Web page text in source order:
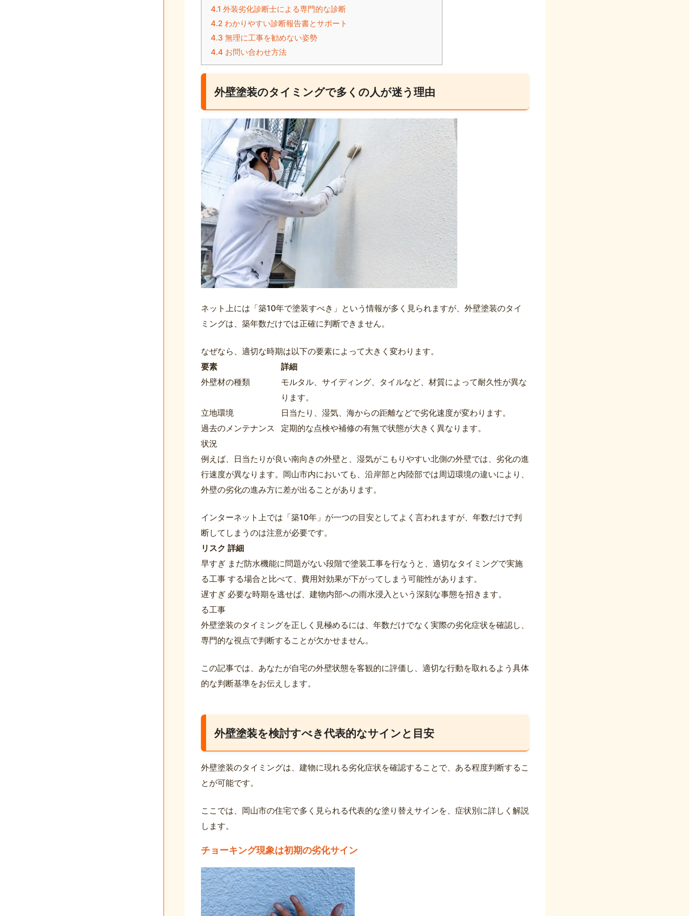
4.1 外装劣化診断士による専門的な診断
4.2わかりやすい診断報告書とサポート
4.3 無理に工事を勧めない姿勢
4.4 お問い合わせ方法
外壁塗装のタイミングで多くの人が迷う理由
ネット上には「築10年で塗装すべき」という情報が多く見られますが、外壁塗装のタイ
ミングは、築年数だけでは正確に判断できません。
なぜなら、適切な時期は以下の要素によって大きく変わります。
要素
詳細
外壁材の種類
モルタル、サイディング、タイルなど、材質によって耐久性が異な
ります。
立地環境
日当たり、湿気、海からの距離などで劣化速度が変わります。
過去のメンテナンス
状況
定期的な点検や補修の有無で状態が大きく異なります。
例えば、日当たりが良い南向きの外壁と、湿気がこもりやすい北側の外壁では、劣化の進
行速度が異なります。岡山市内においても、沿岸部と内陸部では周辺環境の違いにより、
外壁の劣化の進み方に差が出ることがあります。
インターネット上では「築10年」が一つの目安としてよく言われますが、年数だけで判
断してしまうのは注意が必要です。
リスク 詳細
早すぎ
る工事
まだ防水機能に問題がない段階で塗装工事を行なうと、適切なタイミングで実施
する場合と比べて、費用対効果が下がってしまう可能性があります。
遅すぎ
る工事
必要な時期を逃せば、建物内部への雨水浸入という深刻な事態を招きます。
外壁塗装のタイミングを正しく見極めるには、年数だけでなく実際の劣化症状を確認し、
専門的な視点で判断することが欠かせません。
この記事では、あなたが自宅の外壁状態を客観的に評価し、適切な行動を取れるよう具体
的な判断基準をお伝えします。
外壁塗装を検討すべき代表的なサインと目安
外壁塗装のタイミングは、建物に現れる劣化症状を確認することで、ある程度判断するこ
とが可能です。
ここでは、岡山市の住宅で多く見られる代表的な塗り替えサインを、症状別に詳しく解説
します。
チョーキング現象は初期の劣化サイン